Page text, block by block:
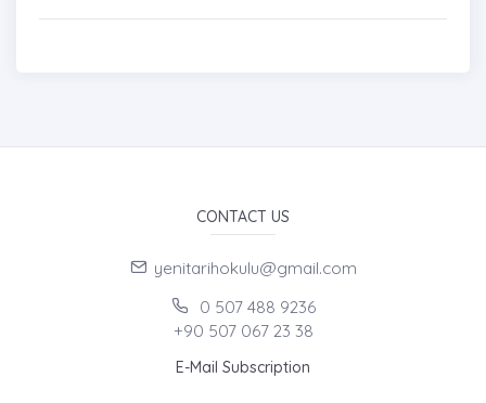
CONTACT US
yenitarihokulu@gmail.com
0 507 488 9236
+90 507 067 23 38
E-Mail Subscription